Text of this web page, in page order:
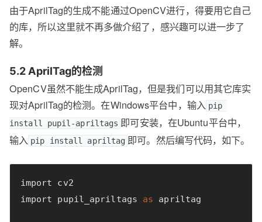
由于AprilTag的生成不能通过OpenCV进行，得要用它自己
的库，所以这里就不再多做介绍了，感兴趣可以进一步了
解。
5.2 AprilTag的检测
OpenCV虽然不能生成AprilTag，但是我们可以用其它库实
现对AprilTag的检测。在Windows平台中，输入 pip
install pupil-apriltags 即可安装，在Ubuntu平台中，
输入 pip install apriltag 即可。然后编写代码，如下。
import
cv2
import
pupil_apriltags as apriltag